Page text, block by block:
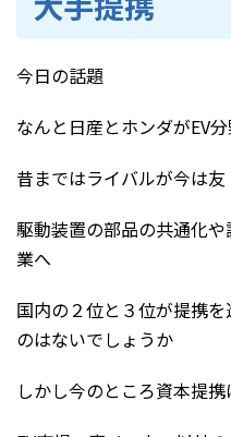
今日の話題
なんと日産とホンダがEV
昔まではライバルが今は友
駆動装置の部品の共通化
業へ
国内の２位と３位が提携
のはないでしょうか
しかし今のところ資本提